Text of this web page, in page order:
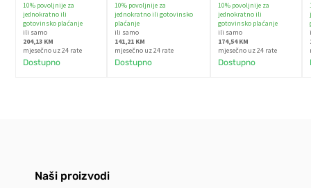
10% povoljnije za
jednokratno ili
gotovinsko plaćanje
ili samo
204,13 KM
mjesečno uz 24 rate
Dostupno
10% povoljnije za
jednokratno ili gotovinsko
plaćanje
ili samo
141,21 KM
mjesečno uz 24 rate
Dostupno
10% povoljnije za
jednokratno ili
gotovinsko plaćanje
ili samo
174,54 KM
mjesečno uz 24 rate
Dostupno
Naši proizvodi